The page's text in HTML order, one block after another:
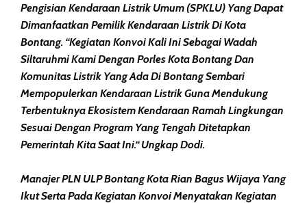
Pengisian Kendaraan Listrik Umum (SPKLU) Yang Dapat
Dimanfaatkan Pemilik Kendaraan Listrik Di Kota
Bontang. “Kegiatan Konvoi Kali Ini Sebagai Wadah
Siltaruhmi Kami Dengan Porles Kota Bontang Dan
Komunitas Listrik Yang Ada Di Bontang Sembari
Mempopulerkan Kendaraan Listrik Guna Mendukung
Terbentuknya Ekosistem Kendaraan Ramah Lingkungan
Sesuai Dengan Program Yang Tengah Ditetapkan
Pemerintah Kita Saat Ini.“ Ungkap Dodi.
Manajer PLN ULP Bontang Kota Rian Bagus Wijaya Yang
Ikut Serta Pada Kegiatan Konvoi Menyatakan Kegiatan